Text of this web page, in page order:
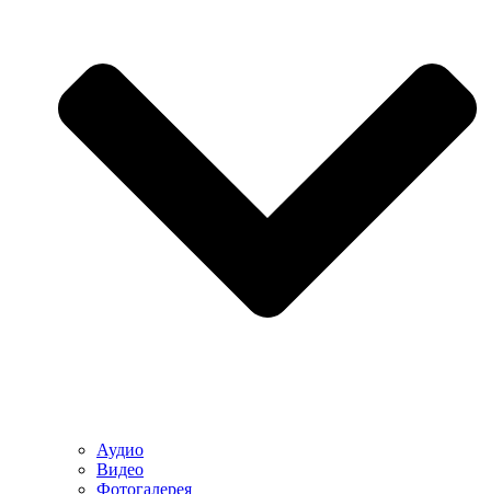
Аудио
Видео
Фотогалерея